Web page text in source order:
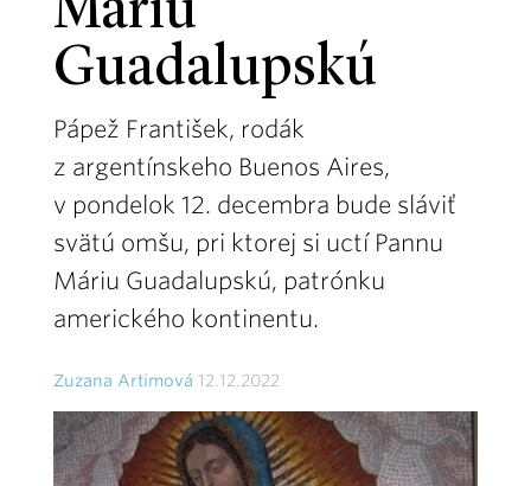
Máriu
Guadalupskú
Pápež František, rodák
z argentínskeho Buenos Aires,
v pondelok 12. decembra bude sláviť
svätú omšu, pri ktorej si uctí Pannu
Máriu Guadalupskú, patrónku
amerického kontinentu.
Zuzana Artimová 12.12.2022